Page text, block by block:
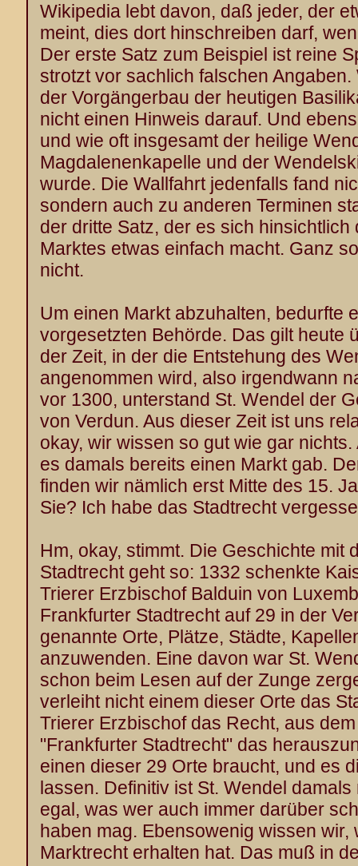
Wikipedia lebt davon, daß jeder, der
meint, dies dort hinschreiben darf,
Der erste Satz zum Beispiel ist reine
strotzt vor sachlich falschen
der Vorgängerbau der heutigen
nicht einen Hinweis darauf. Und
und wie oft insgesamt der heilige
Magdalenenkapelle und der
wurde. Die Wallfahrt jedenfalls fand
sondern auch zu anderen Terminen
der dritte Satz, der es sich hinsichtlich
Marktes etwas einfach macht. Ganz
nicht.
Um einen Markt abzuhalten, bedurfte
vorgesetzten Behörde. Das gilt heute
der Zeit, in der die Entstehung des
angenommen wird, also irgendwann
vor 1300, unterstand St. Wendel der
von Verdun. Aus dieser Zeit ist uns
okay, wir wissen so gut wie gar
es damals bereits einen Markt gab.
finden wir nämlich erst Mitte des 15.
Sie? Ich habe das Stadtrecht
Hm, okay, stimmt. Die Geschichte mit
Stadtrecht geht so: 1332 schenkte
Trierer Erzbischof Balduin von
Frankfurter Stadtrecht auf 29 in der
genannte Orte, Plätze, Städte,
anzuwenden. Eine davon war St.
schon beim Lesen auf der Zunge
verleiht nicht einem dieser Orte das
Trierer Erzbischof das Recht, aus
"Frankfurter Stadtrecht" das
einen dieser 29 Orte braucht, und es
lassen. Definitiv ist St. Wendel
egal, was wer auch immer darüber
haben mag. Ebensowenig wissen wir,
Marktrecht erhalten hat. Das muß in